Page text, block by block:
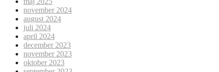
november 2024
august 2024
juli 2024
april 2024
december 2023
november 2023
oktober 2023